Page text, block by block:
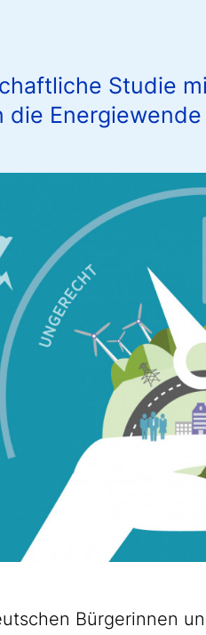
Studie
die
Bürgerinnen